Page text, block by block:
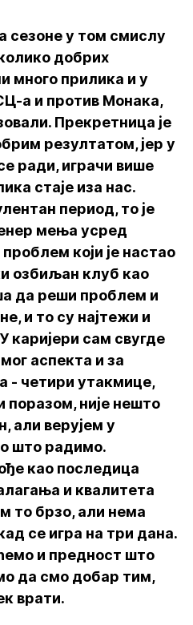
сезоне у том смислу
добрих
много прилика и у
а и против Монака,
Прекретница је
резултатом, јер у
ради, играчи више
стаје иза нас.
период, то је
мења усред
који је настао
озбиљан клуб као
да реши проблем и
и то су најтежи и
каријери сам свугде
аспекта и за
- четири утакмице,
поразом, није нешто
али верујем у
што радимо.
као последица
и квалитета
то брзо, али нема
се игра на три дана.
и предност што
да смо добар тим,
врати.